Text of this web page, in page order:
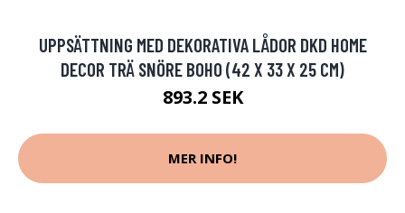
UPPSÄTTNING MED DEKORATIVA LÅDOR DKD HOME
DECOR TRÄ SNÖRE BOHO (42 X 33 X 25 CM)
893.2 SEK
MER INFO!